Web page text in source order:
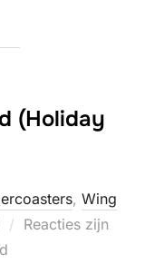
(Holiday
, Wing
Reacties zijn